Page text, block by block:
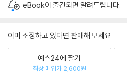
eBook이 출간되면 알려드립니다.
이미 소장하고 있다면 판매해 보세요.
예스24에 팔기
최상 매입가 2,600원